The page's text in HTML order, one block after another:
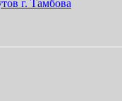
г. Тамбова